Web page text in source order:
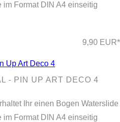
Format DIN A4 einseitig
9,90 EUR*
- PIN UP ART DECO 4
Ihr einen Bogen Waterslide
Format DIN A4 einseitig